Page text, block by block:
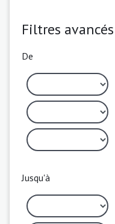
Filtres avancés
De
Jusqu'à